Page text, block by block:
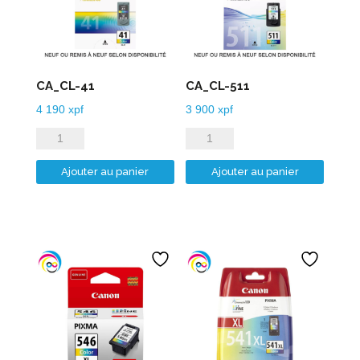
CA_CL-41
4 190 xpf
quantité
de
CA_CL-
Ajouter au panier
CA_CL-511
3 900xpf
quantité
de
CA_CL-
Ajouter au panier